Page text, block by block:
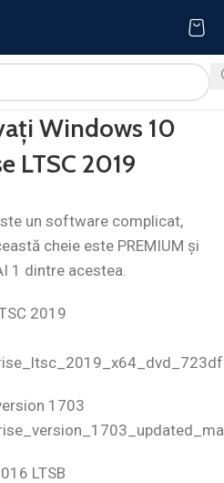
Windows 10
LTSC 2019
un software complicat,
cheie este PREMIUM și
1 dintre acestea.
2019
1703
LTSB